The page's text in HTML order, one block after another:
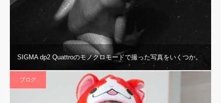
SIGMA dp2 Quattroのモノクロモードで撮った写真をいくつか。
ブログ